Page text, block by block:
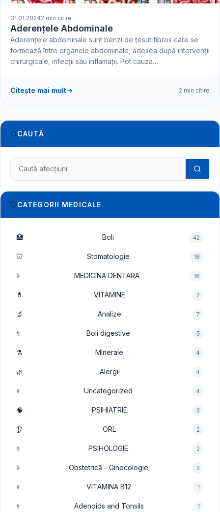
31.01.20242 min citire
Aderențele Abdominale
Aderențele abdominale sunt benzi de țesut fibros care se
formează între organele abdominale, adesea după intervenții
chirurgicale, infecții sau inflamații. Pot cauza…
Citește mai mult 2 min citire
CAUTĂ
Caută în dicționarul medical
CATEGORII MEDICALE
🏥 Boli 42
🦷 Stomatologie 18
⚕️ MEDICINA DENTARA 16
💊 VITAMINE 7
🔬 Analize 7
⚕️ Boli digestive 5
⚗️ MInerale 4
🌿 Alergii 4
⚕️ Uncategorized 4
🧠 PSIHIATRIE 3
👂 ORL 2
⚕️ PSIHOLOGIE 2
⚕️ Obstetrică - Ginecologie 2
⚕️ VITAMINA B12 1
⚕️ Adenoids and Tonsils 1